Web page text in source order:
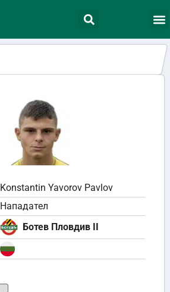
Konstantin Yavorov Pavlov
Нападател
Ботев Пловдив II